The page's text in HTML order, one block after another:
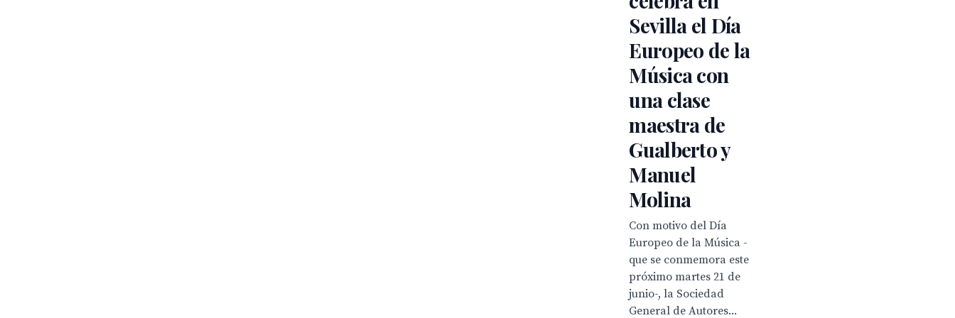
Sevilla el Día
Europeo de la
Música con
una clase
maestra de
Gualberto y
Manuel
Molina
Con motivo del Día
Europeo de la Música -
que se conmemora este
próximo martes 21 de
junio-, la Sociedad
General de Autores...